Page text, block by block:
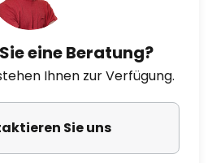
eine Beratung?
Ihnen zur Verfügung.
Sie uns